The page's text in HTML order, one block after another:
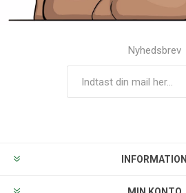
Nyhedsbrev
INFORMATION